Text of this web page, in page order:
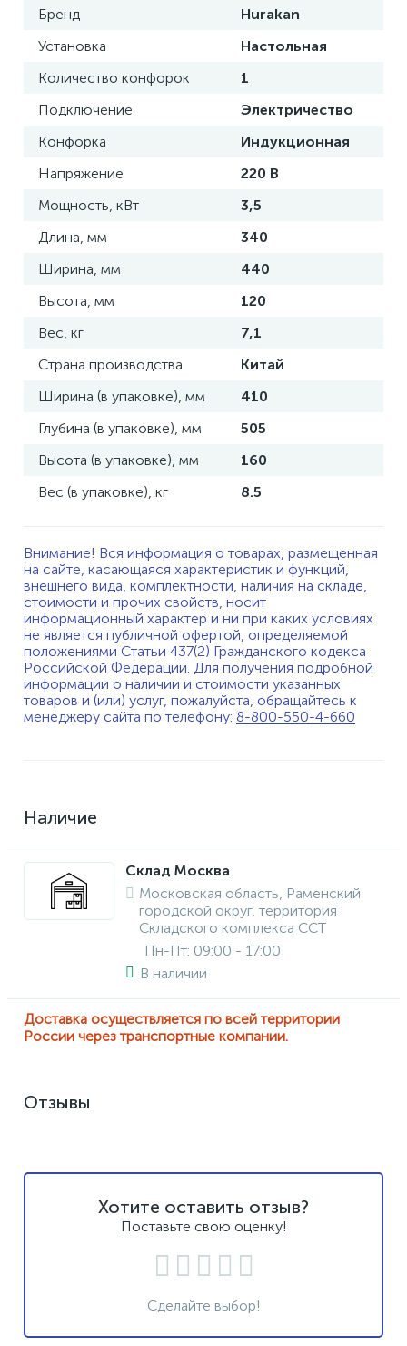
Бренд
Hurakan
Установка
Настольная
Количество конфорок
1
Подключение
Электричество
Конфорка
Индукционная
Напряжение
220 В
Мощность, кВт
3,5
Длина, мм
340
Ширина, мм
440
Высота, мм
120
Вес, кг
7,1
Страна производства
Китай
Ширина (в упаковке), мм
410
Глубина (в упаковке), мм
505
Высота (в упаковке), мм
160
Вес (в упаковке), кг
8.5
Внимание! Вся информация о товарах, размещенная
на сайте, касающаяся характеристик и функций,
внешнего вида, комплектности, наличия на складе,
стоимости и прочих свойств, носит
информационный характер и ни при каких условиях
не является публичной офертой, определяемой
положениями Статьи 437(2) Гражданского кодекса
Российской Федерации. Для получения подробной
информации о наличии и стоимости указанных
товаров и (или) услуг, пожалуйста, обращайтесь к
менеджеру сайта по телефону: 8-800-550-4-660
Наличие
Склад Москва
Московская область, Раменский
городской округ, территория
Складского комплекса ССТ
Пн-Пт: 09:00 - 17:00
В наличии
Доставка осуществляется по всей территории
России через транспортные компании.
Отзывы
Хотите оставить отзыв?
Поставьте свою оценку!
Сделайте выбор!